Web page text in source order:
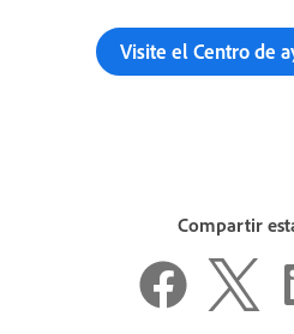
Visite el Centro de
Compartir